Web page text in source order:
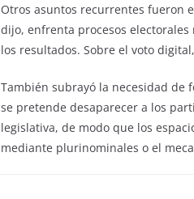
Otros asuntos recurrentes fueron
dijo, enfrenta procesos electorales
los resultados. Sobre el voto
También subrayó la necesidad de
se pretende desaparecer a los
legislativa, de modo que los
mediante plurinominales o el